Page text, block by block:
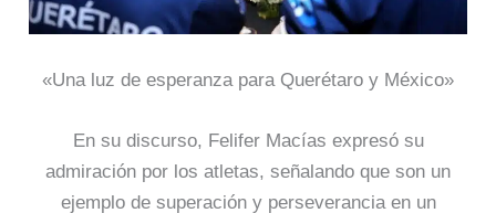
«Una luz de esperanza para Querétaro y México»
En su discurso, Felifer Macías expresó su
admiración por los atletas, señalando que son un
ejemplo de superación y perseverancia en un